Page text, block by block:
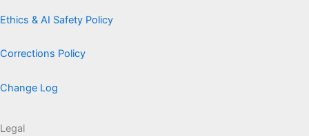
Ethics & AI Safety Policy
Corrections Policy
Change Log
Legal